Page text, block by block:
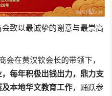
致以最诚挚的谢意与最崇高
在黄汉钦会长的带领下，
每年积极出钱出力，鼎力支
本地华文教育工作，踊跃参